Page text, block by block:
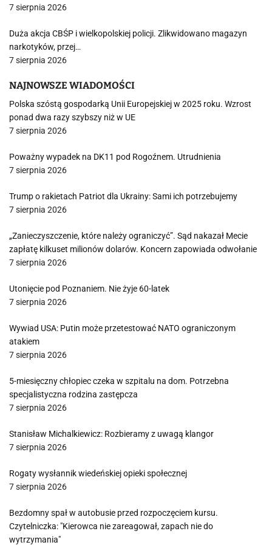
7 sierpnia 2026
Duża akcja CBŚP i wielkopolskiej policji. Zlikwidowano magazyn
narkotyków, przej…
7 sierpnia 2026
NAJNOWSZE WIADOMOŚCI
Polska szóstą gospodarką Unii Europejskiej w 2025 roku. Wzrost
ponad dwa razy szybszy niż w UE
7 sierpnia 2026
Poważny wypadek na DK11 pod Rogoźnem. Utrudnienia
7 sierpnia 2026
Trump o rakietach Patriot dla Ukrainy: Sami ich potrzebujemy
7 sierpnia 2026
„Zanieczyszczenie, które należy ograniczyć”. Sąd nakazał Mecie
zapłatę kilkuset milionów dolarów. Koncern zapowiada odwołanie
7 sierpnia 2026
Utonięcie pod Poznaniem. Nie żyje 60-latek
7 sierpnia 2026
Wywiad USA: Putin może przetestować NATO ograniczonym
atakiem
7 sierpnia 2026
5-miesięczny chłopiec czeka w szpitalu na dom. Potrzebna
specjalistyczna rodzina zastępcza
7 sierpnia 2026
Stanisław Michalkiewicz: Rozbieramy z uwagą klangor
7 sierpnia 2026
Rogaty wysłannik wiedeńskiej opieki społecznej
7 sierpnia 2026
Bezdomny spał w autobusie przed rozpoczęciem kursu.
Czytelniczka: "Kierowca nie zareagował, zapach nie do
wytrzymania"